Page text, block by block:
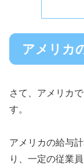
アメリカ
さて、アメリカ
す。
アメリカの給与
り、一定の従業